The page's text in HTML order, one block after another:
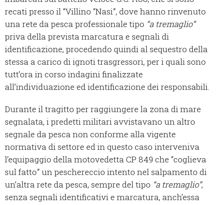
recati presso il “Villino “Nasi”, dove hanno rinvenuto
una rete da pesca professionale tipo “a tremaglio”
priva della prevista marcatura e segnali di
identificazione, procedendo quindi al sequestro della
stessa a carico di ignoti trasgressori, per i quali sono
tutt’ora in corso indagini finalizzate
all’individuazione ed identificazione dei responsabili.
Durante il tragitto per raggiungere la zona di mare
segnalata, i predetti militari avvistavano un altro
segnale da pesca non conforme alla vigente
normativa di settore ed in questo caso interveniva
l’equipaggio della motovedetta CP 849 che “coglieva
sul fatto” un peschereccio intento nel salpamento di
un’altra rete da pesca, sempre del tipo “a tremaglio”,
senza segnali identificativi e marcatura, anch’essa